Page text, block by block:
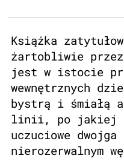
Książka
żartobliwie
jest w istocie
wewnętrznych
bystrą i śmiałą
linii, po jakiej
uczuciowe
nierozerwalnym